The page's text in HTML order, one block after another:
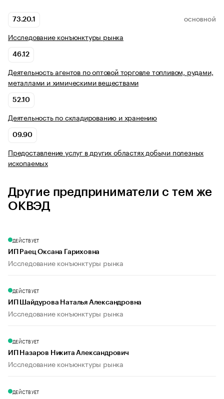
73.20.1 ОСНОВНОЙ
Исследование конъюнктуры рынка
46.12
Деятельность агентов по оптовой торговле топливом, рудами,
металлами и химическими веществами
52.10
Деятельность по складированию и хранению
09.90
Предоставление услуг в других областях добычи полезных
ископаемых
Другие предприниматели с тем же
ОКВЭД
ДЕЙСТВУЕТ
ИП Раец Оксана Гариховна
Исследование конъюнктуры рынка
ДЕЙСТВУЕТ
ИП Шайдурова Наталья Александровна
Исследование конъюнктуры рынка
ДЕЙСТВУЕТ
ИП Назаров Никита Александрович
Исследование конъюнктуры рынка
ДЕЙСТВУЕТ